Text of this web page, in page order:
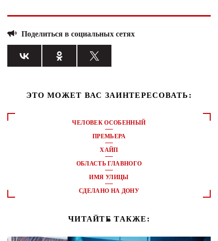
Поделиться в социальных сетях
ЭТО МОЖЕТ ВАС ЗАИНТЕРЕСОВАТЬ:
ЧЕЛОВЕК ОСОБЕННЫЙ
ПРЕМЬЕРА
ХАЙП
ОБЛАСТЬ ГЛАВНОГО
ИМЯ УЛИЦЫ
СДЕЛАНО НА ДОНУ
ЧИТАЙТЕ ТАКЖЕ: